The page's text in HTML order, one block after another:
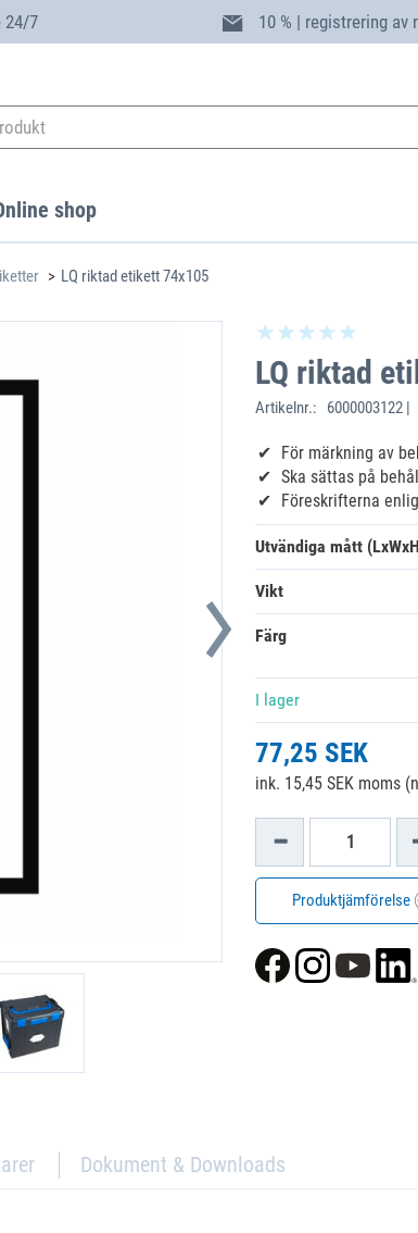
24/7 10 % | registrering av
shop
LQ riktad etikett 74x105
LQ riktad
Artikelnr.: 6000003122 |
För märkning av
Ska sättas på
Föreskrifterna
Utvändiga mått
Vikt
Färg
I lager
77,25 SEK
ink. 15,45 SEK moms
Produktjämförelse
Dokument & Downloads